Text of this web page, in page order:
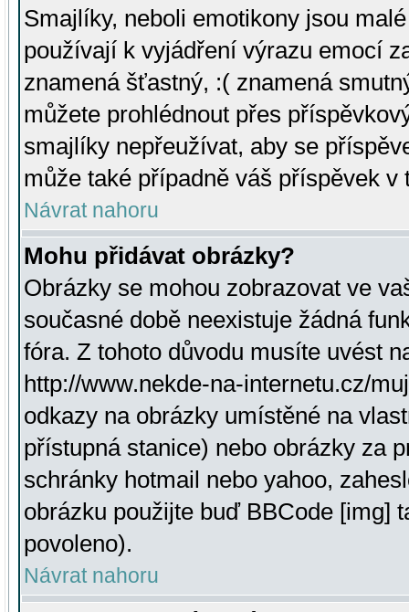
Smajlíky, neboli emotikony jsou
používají k vyjádření výrazu emocí
znamená šťastný, :( znamená
můžete prohlédnout přes
smajlíky nepřeužívat, aby se
může také případně váš příspěvek v
Návrat nahoru
Mohu přidávat obrázky?
Obrázky se mohou zobrazovat ve
současné době neexistuje žádná
fóra. Z tohoto důvodu musíte uvést
http://www.nekde-na-internetu.cz/
odkazy na obrázky umístěné na
přístupná stanice) nebo obrázky za
schránky hotmail nebo yahoo,
obrázku použijte buď BBCode [img]
povoleno).
Návrat nahoru